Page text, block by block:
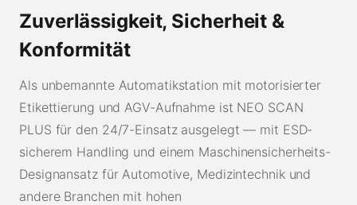
Zuverlässigkeit, Sicherheit &
Konformität
Als unbemannte Automatikstation mit motorisierter
Etikettierung und AGV-Aufnahme ist NEO SCAN
PLUS für den 24/7-Einsatz ausgelegt — mit ESD-
sicherem Handling und einem Maschinensicherheits-
Designansatz für Automotive, Medizintechnik und
andere Branchen mit hohen